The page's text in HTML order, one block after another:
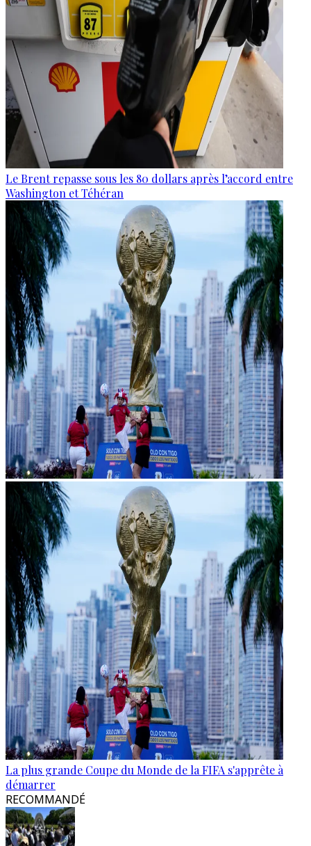
Le Brent repasse sous les 80 dollars après l’accord entre
Washington et Téhéran
La plus grande Coupe du Monde de la FIFA s'apprête à
démarrer
RECOMMANDÉ